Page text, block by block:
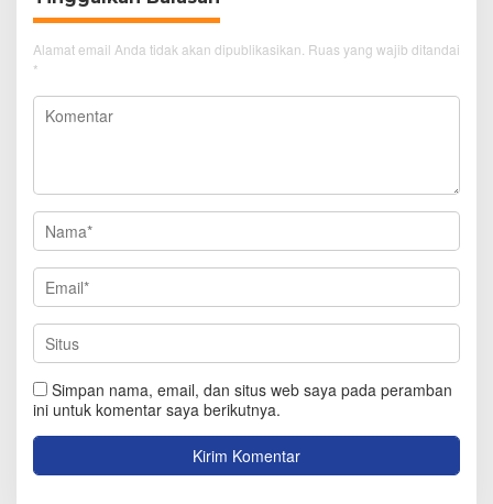
Alamat email Anda tidak akan dipublikasikan. Ruas yang wajib ditandai
*
Simpan nama, email, dan situs web saya pada peramban
ini untuk komentar saya berikutnya.